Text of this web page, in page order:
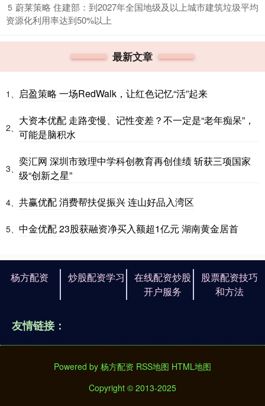
5 ​蔚莱策略 住建部：到2027年全国地级及以上城市建筑垃圾平均
资源化利用率达到50%以上
最新文章
1、 启盈策略 一场RedWalk，让红色记忆“活”起来
2、
大资本优配 走路变慢、记性变差？不一定是“老年痴呆”，
可能是脑积水
3、
奕汇网 深圳市致理中学科创教育再创佳绩 斩获三项国家
级“创新之星”
4、 共赢优配 消费帮扶促振兴 连山好品入湾区
5、 中金优配 23股获融资净买入额超1亿元 湖南黄金居首
杨方配资 炒股配资学习
在线配资炒股
开户服务
股票配资技巧
和方法
友情链接：
Powered by 杨方配资 RSS地图 HTML地图
Copyright © 2013-2025